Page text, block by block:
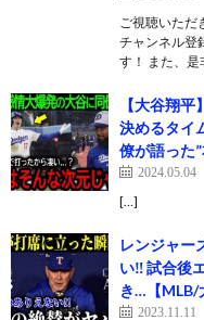
ご視聴いただ
チャンネル登
す！ また、
【大谷翔
決めるタイ
僚が語った
2024.05.04
[…]
レンジャー
い‼︎ 試合後
き…【MLB/
2023.11.11